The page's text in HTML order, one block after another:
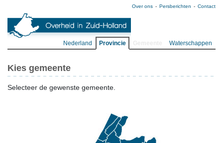
Over ons Persberichten Contact
Nederland Provincie Waterschappen
Kies gemeente
Selecteer de gewenste gemeente.